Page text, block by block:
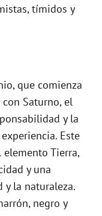
tímidos y
que comienza
Saturno, el
y la
Este
elemento Tierra,
y una
la naturaleza.
negro y